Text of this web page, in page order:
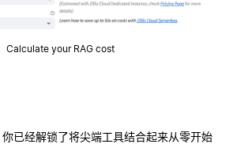
Calculate your RAG cost
已经解锁了将尖端工具结合起来从零开始